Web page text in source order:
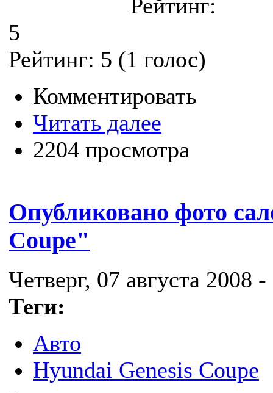
Рейтинг:
5
Рейтинг: 5 (1 голос)
Комментировать
Читать далее
2204 просмотра
Опубликовано фото
Coupe"
Четверг, 07 августа 2008
Теги:
Авто
Hyundai Genesis Coupe